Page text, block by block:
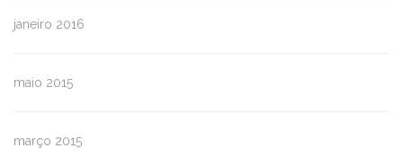
janeiro 2016
maio 2015
março 2015